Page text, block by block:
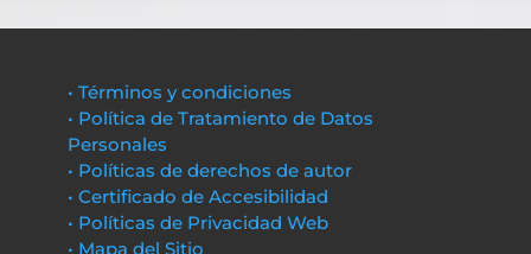
• Términos y condiciones
• Política de Tratamiento de Datos
Personales
• Políticas de derechos de autor
• Certificado de Accesibilidad
• Políticas de Privacidad Web
• Mapa del Sitio